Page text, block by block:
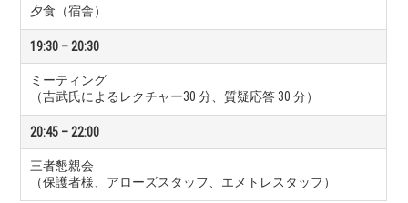
夕食（宿舎）
19:30 – 20:30
ミーティング
（吉武氏によるレクチャー30 分、質疑応答 30 分）
20:45 – 22:00
三者懇親会
（保護者様、アローズスタッフ、エメトレスタッフ）